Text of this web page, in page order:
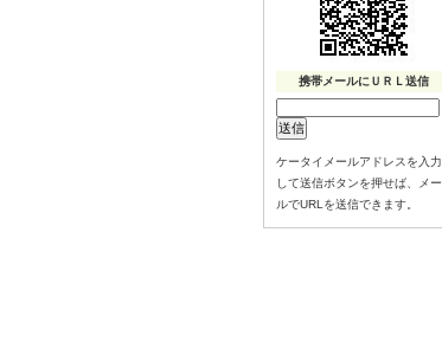
携帯メールにＵＲＬ送信
ケータイメールアドレスを入力
して送信ボタンを押せば、メー
ルでURLを送信できます。